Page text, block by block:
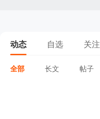
动态 自选 关注
全部 长文 帖子